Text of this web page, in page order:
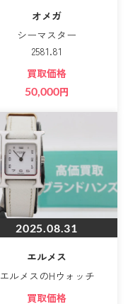
オメガ
シーマスター
2581.81
買取価格
50,000円
2025.08.31
エルメス
エルメスのHウォッチ
買取価格